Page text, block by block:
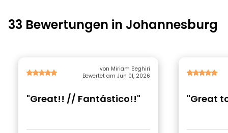
33 Bewertungen in Johannesburg
von Miriam Seghiri
Bewertet am Jun 01, 2026
"Great!! // Fantástico!!" "Great